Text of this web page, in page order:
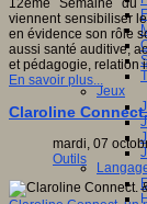
Jeux
12ème Semaine du
viennent sensibiliser
en évidence son rôle
aussi santé auditive,
et pédagogie, relation
En savoir plus...
Claroline
mardi, 07
Outils